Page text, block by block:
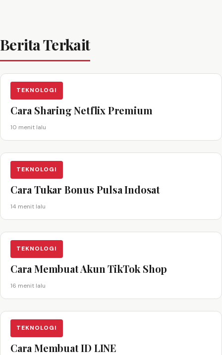
Berita Terkait
TEKNOLOGI
Cara Sharing Netflix Premium
10 menit lalu
TEKNOLOGI
Cara Tukar Bonus Pulsa Indosat
14 menit lalu
TEKNOLOGI
Cara Membuat Akun TikTok Shop
16 menit lalu
TEKNOLOGI
Cara Membuat ID LINE